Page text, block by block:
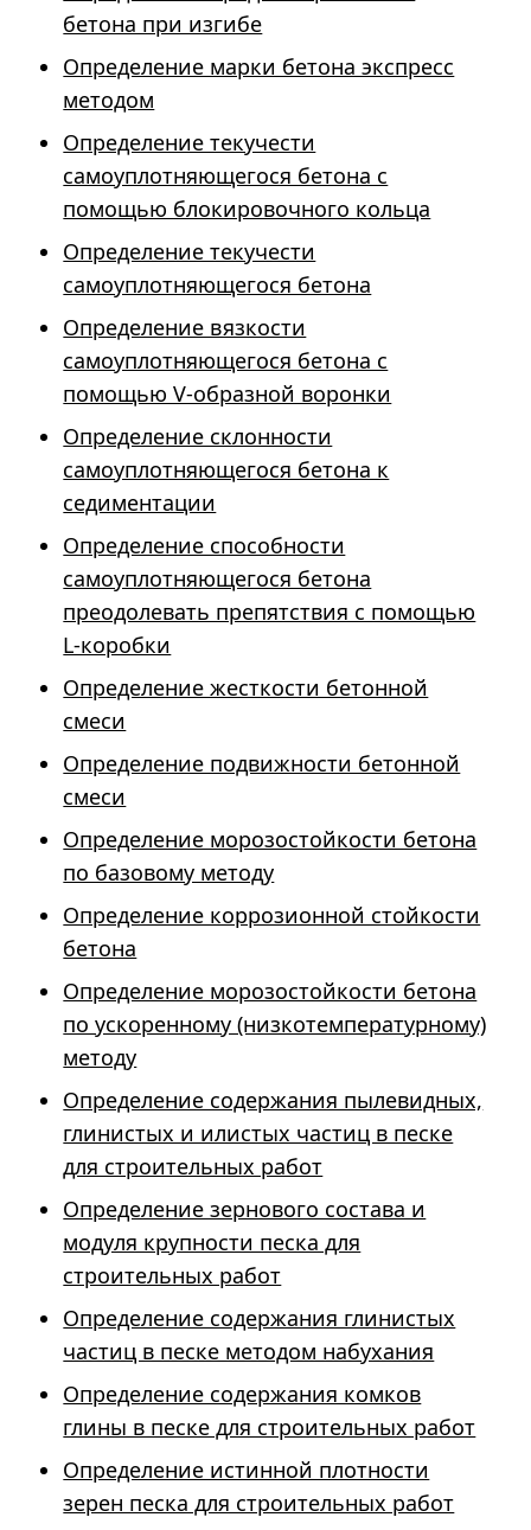
бетона при изгибе
Определение марки бетона экспресс
методом
Определение текучести
самоуплотняющегося бетона с
помощью блокировочного кольца
Определение текучести
самоуплотняющегося бетона
Определение вязкости
самоуплотняющегося бетона с
помощью V-образной воронки
Определение склонности
самоуплотняющегося бетона к
седиментации
Определение способности
самоуплотняющегося бетона
преодолевать препятствия с помощью
L-коробки
Определение жесткости бетонной
смеси
Определение подвижности бетонной
смеси
Определение морозостойкости бетона
по базовому методу
Определение коррозионной стойкости
бетона
Определение морозостойкости бетона
по ускоренному (низкотемпературному)
методу
Определение содержания пылевидных,
глинистых и илистых частиц в песке
для строительных работ
Определение зернового состава и
модуля крупности песка для
строительных работ
Определение содержания глинистых
частиц в песке методом набухания
Определение содержания комков
глины в песке для строительных работ
Определение истинной плотности
зерен песка для строительных работ